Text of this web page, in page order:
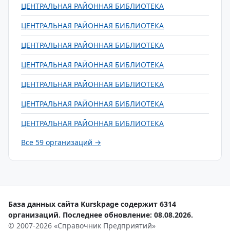
ЦЕНТРАЛЬНАЯ РАЙОННАЯ БИБЛИОТЕКА
ЦЕНТРАЛЬНАЯ РАЙОННАЯ БИБЛИОТЕКА
ЦЕНТРАЛЬНАЯ РАЙОННАЯ БИБЛИОТЕКА
ЦЕНТРАЛЬНАЯ РАЙОННАЯ БИБЛИОТЕКА
ЦЕНТРАЛЬНАЯ РАЙОННАЯ БИБЛИОТЕКА
ЦЕНТРАЛЬНАЯ РАЙОННАЯ БИБЛИОТЕКА
ЦЕНТРАЛЬНАЯ РАЙОННАЯ БИБЛИОТЕКА
Все 59 организаций →
База данных сайта Kurskpage содержит 6314
организаций. Последнее обновление: 08.08.2026.
© 2007-2026 «Справочник Предприятий»